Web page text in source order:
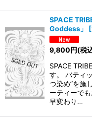
SPACE
Goddess」
[
9,800円(税
SPACE
す。 バティ
つ染め”を施
ーティーで
早変わり…